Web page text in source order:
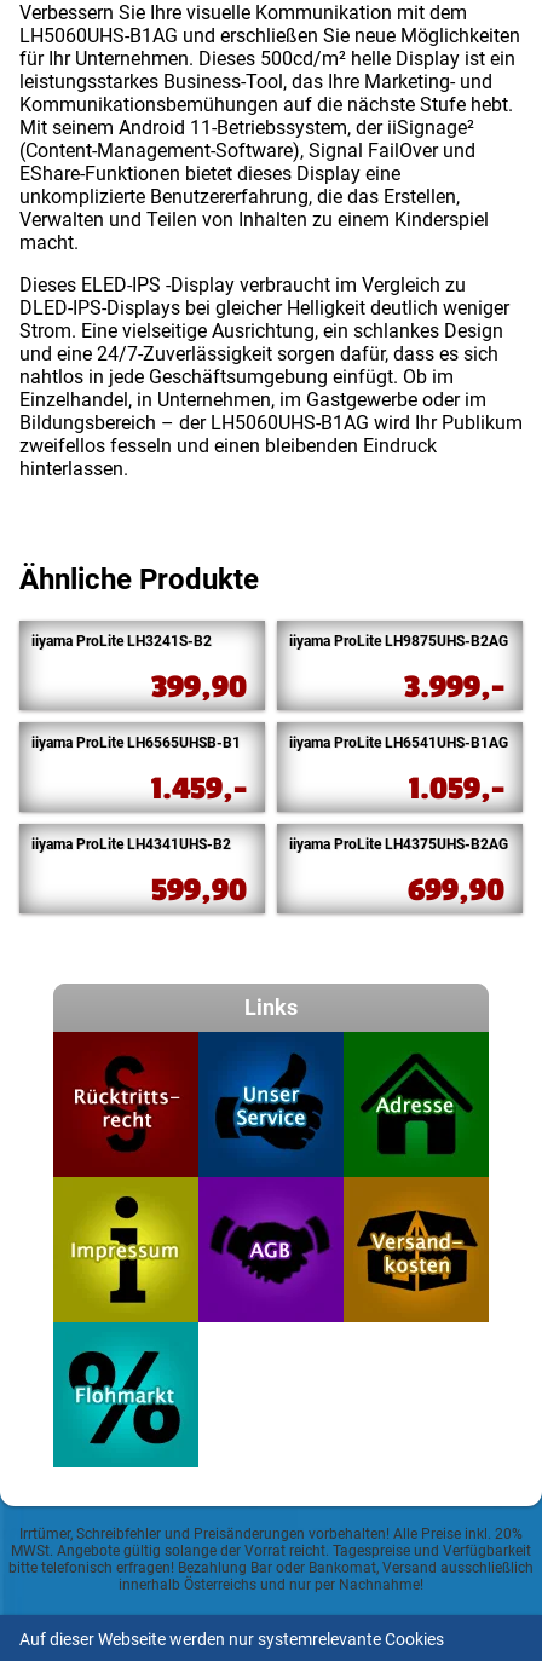
Verbessern Sie Ihre visuelle Kommunikation mit dem
LH5060UHS-B1AG und erschließen Sie neue Möglichkeiten
für Ihr Unternehmen. Dieses 500cd/m² helle Display ist ein
leistungsstarkes Business-Tool, das Ihre Marketing- und
Kommunikationsbemühungen auf die nächste Stufe hebt.
Mit seinem Android 11-Betriebssystem, der iiSignage²
(Content-Management-Software), Signal FailOver und
EShare-Funktionen bietet dieses Display eine
unkomplizierte Benutzererfahrung, die das Erstellen,
Verwalten und Teilen von Inhalten zu einem Kinderspiel
macht.
Dieses ELED-IPS -Display verbraucht im Vergleich zu
DLED-IPS-Displays bei gleicher Helligkeit deutlich weniger
Strom. Eine vielseitige Ausrichtung, ein schlankes Design
und eine 24/7-Zuverlässigkeit sorgen dafür, dass es sich
nahtlos in jede Geschäftsumgebung einfügt. Ob im
Einzelhandel, in Unternehmen, im Gastgewerbe oder im
Bildungsbereich – der LH5060UHS-B1AG wird Ihr Publikum
zweifellos fesseln und einen bleibenden Eindruck
hinterlassen.
Ähnliche Produkte
iiyama ProLite LH3241S-B2
399,90
iiyama ProLite LH9875UHS-B2AG
3.999,-
iiyama ProLite LH6565UHSB-B1
1.459,-
iiyama ProLite LH6541UHS-B1AG
1.059,-
iiyama ProLite LH4341UHS-B2
599,90
iiyama ProLite LH4375UHS-B2AG
699,90
Links
Irrtümer, Schreibfehler und Preisänderungen vorbehalten! Alle Preise inkl. 20%
MWSt. Angebote gültig solange der Vorrat reicht. Tagespreise und Verfügbarkeit
bitte telefonisch erfragen! Bezahlung Bar oder Bankomat, Versand ausschließlich
innerhalb Österreichs und nur per Nachnahme!
Datenschutzerklärung
Auf dieser Webseite werden nur systemrelevante Cookies